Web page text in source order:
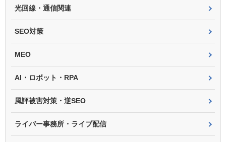
光回線・通信関連
SEO対策
MEO
AI・ロボット・RPA
風評被害対策・逆SEO
ライバー事務所・ライブ配信